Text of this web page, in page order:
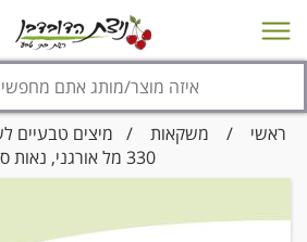
מבצעים סניפים צור קשר/
ראשי / משקאות / מיצים טבעיים
330 מל אורגני, נאות סמדר